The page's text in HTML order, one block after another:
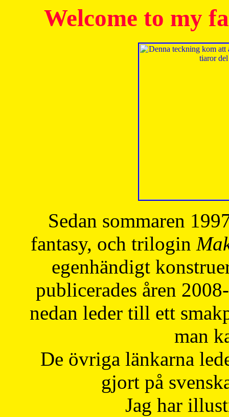
Welcome to my
Sedan sommaren
fantasy, och trilogin
egenhändigt
publicerades åren
nedan leder till ett
man
De övriga länkarna
gjort på
Jag har